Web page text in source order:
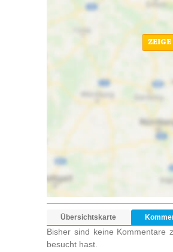
Übersichtskarte
Bisher sind keine Kommentare
besucht hast.